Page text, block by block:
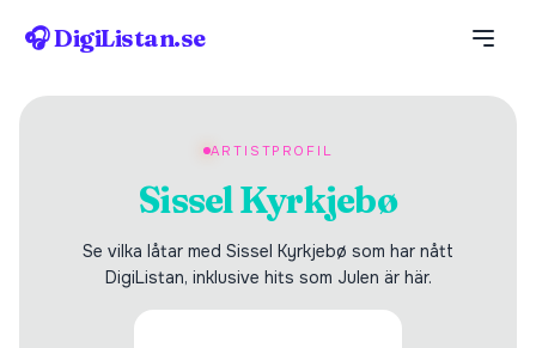
🎧 DigiListan.se
ARTISTPROFIL
Sissel Kyrkjebø
Se vilka låtar med Sissel Kyrkjebø som har nått
DigiListan, inklusive hits som Julen är här.